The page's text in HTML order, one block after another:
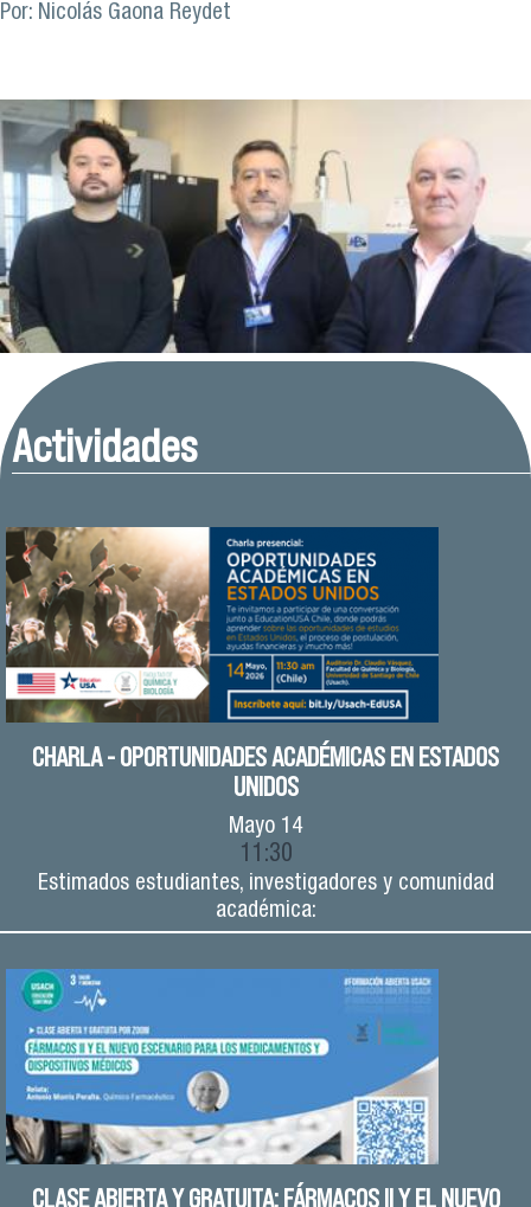
Por: Nicolás Gaona Reydet
Actividades
CHARLA - OPORTUNIDADES ACADÉMICAS EN ESTADOS
UNIDOS
Mayo 14
11:30
Estimados estudiantes, investigadores y comunidad
académica:
CLASE ABIERTA Y GRATUITA: FÁRMACOS II Y EL NUEVO